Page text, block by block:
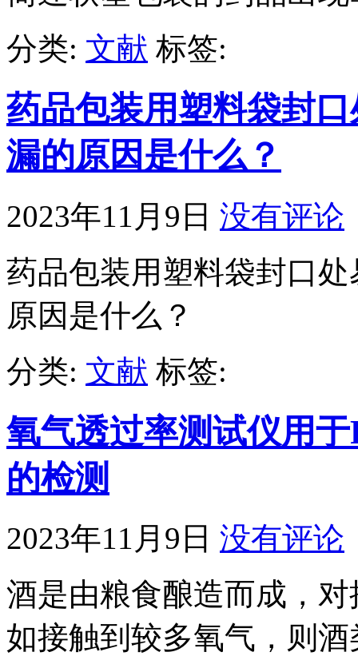
分类: 文献 标签:
药品包装用塑料袋封
漏的原因是什么？
2023年11月9日 没有评论
药品包装用塑料袋封口
原因是什么？
分类: 文献 标签:
氧气透过率测试仪用
的检测
2023年11月9日 没有评论
酒是由粮食酿造而成，
如接触到较多氧气，则